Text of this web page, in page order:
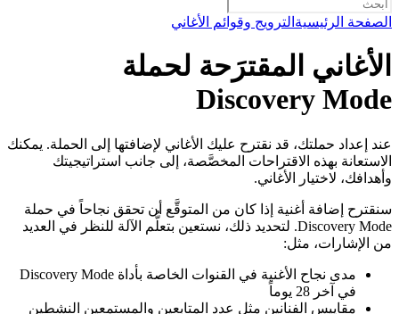
الصفحة الرئيسية الترويج وقوائم الأغاني
الأغاني المقترَحة لحملة
Discovery Mode
عند إعداد حملتك، قد نقترح عليك الأغاني لإضافتها إلى الحملة. يمكنك
الاستعانة بهذه الاقتراحات المخصَّصة، إلى جانب استراتيجيتك
وأهدافك، لاختيار الأغاني.
سنقترح إضافة أغنية إذا كان من المتوقَّع أن تحقق نجاحاً في حملة
Discovery Mode. لتحديد ذلك، نستعين بتعلُّم الآلة للنظر في العديد
من الإشارات، مثل:
مدى نجاح الأغنية في القنوات الخاصة بأداة Discovery Mode
في آخر 28 يوماً
مقاييس الفنانين مثل عدد المتابعين والمستمعين النشطين